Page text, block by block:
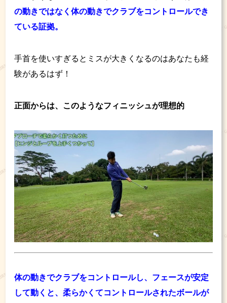
の動きではなく体の動きでクラブをコントロールでき
ている証拠。
手首を使いすぎるとミスが大きくなるのはあなたも経
験があるはず！
正面からは、このようなフィニッシュが理想的
体の動きでクラブをコントロールし、フェースが安定
して動くと、柔らかくてコントロールされたボールが